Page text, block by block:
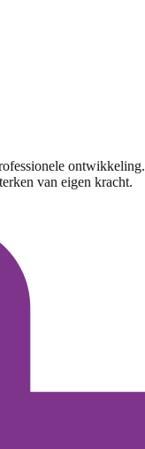
ontwikkeling.
van eigen kracht.